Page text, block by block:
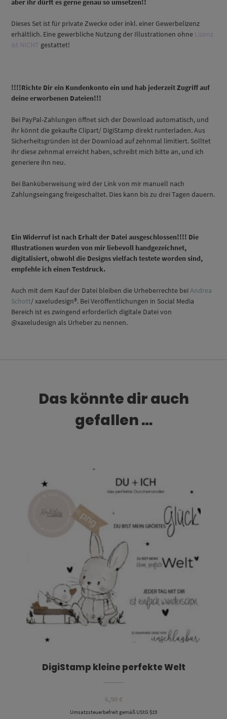
aber ihr dürft es gerne genau so umsetzen!!
Dieses Set ist für private Zwecke oder inkl. einer Gewerbelizenz
erhältlich. Eine gewerbliche Nutzung der Illustrationen ohne Lizenz
ist NICHT gestattet!
!!!!Richte Dir ein Kundenkonto ein und hab jederzeit Zugriff auf
deine erworbenen Dateien!!!
Bei PayPal-Zahlungen öffnet sich der Download automatisch, und
ihr könnt die gekaufte Clipart/ DigiStamp direkt runterladen. Aus
Sicherheitsgründen ist der Download auf zehnmal limitiert. Solltet
ihr diese zehnmal erreicht haben, schreibt mich bitte an, und ich
generiere ihn neu.
Bei Banküberweisung wird der Link von mir manuell nach
Zahlungseingang freigeschaltet. Dies kann bis zu drei Tagen dauern.
Ein Widerruf ist nach Erhalt der Datei ausgeschlossen!!!! Die
Illustrationen wurden von mir liebevoll handgezeichnet,
digitalisiert, obwohl die Designs vielfach testete worden sind,
empfehle ich einen Testdruck.
Auch mit dem Kauf der Datei bleiben die Urheberrechte beiAndrea
Schott/ xaxeludesign®. Bei Veröffentlichungen in Social Media
Bereich ist es zwingend erforderlich digitale Datei von
@xaxeludesign als Urheber zu nennen.
Das könnte dir auch
gefallen …
DigiStamp kleine perfekte Welt
6,90 €
Umsatzsteuerbefreit gemäß UStG §19